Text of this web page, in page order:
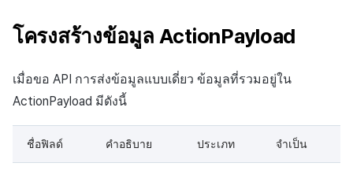
โครงสร้างข้อมูล ActionPayload
เมื่อขอ API การส่งข้อมูลแบบเดี่ยว ข้อมูลที่รวมอยู่ใน
ActionPayload มีดังนี้
ชื่อฟิลด์ คำอธิบาย ประเภท จำเป็น